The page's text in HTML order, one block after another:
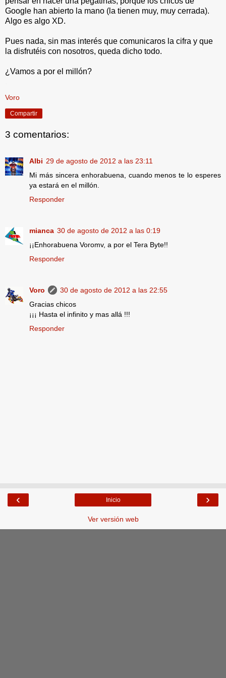
Google han abierto la mano (la tienen muy, muy cerrada).
Algo es algo XD.
Pues nada, sin mas interés que comunicaros la cifra y que
la disfrutéis con nosotros, queda dicho todo.
¿Vamos a por el millón?
Voro
Compartir
3 comentarios:
Albi 29 de agosto de 2012 a las 23:11
Mi más sincera enhorabuena, cuando menos te lo esperes
ya estará en el millón.
Responder
mianca 30 de agosto de 2012 a las 0:19
¡¡Enhorabuena Voromv, a por el Tera Byte!!
Responder
Voro
30 de agosto de 2012 a las 22:55
Gracias chicos
¡¡¡ Hasta el infinito y mas allá !!!
Responder
‹ ›
Inicio
Ver versión web